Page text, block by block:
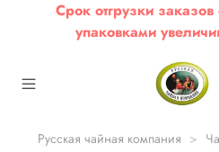
Срок отгрузки
упаковками
Русская чайная компания